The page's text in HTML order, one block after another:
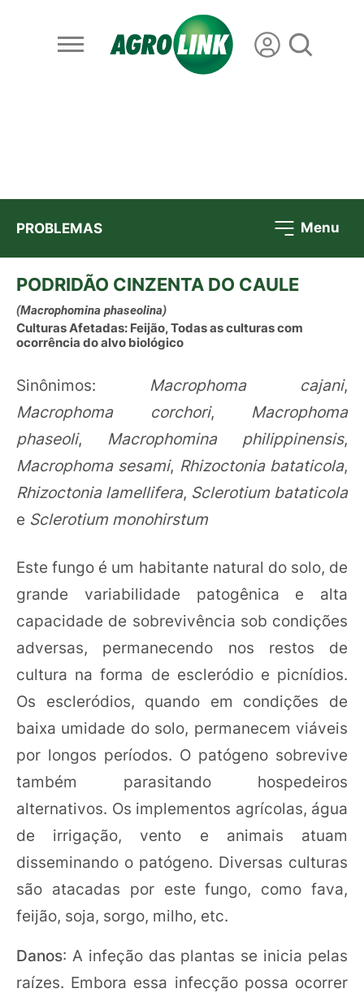
PROBLEMAS Menu
PODRIDÃO CINZENTA DO CAULE
(Macrophomina phaseolina)
Culturas Afetadas: Feijão, Todas as culturas com
ocorrência do alvo biológico
Sinônimos: Macrophoma cajani,
Macrophoma corchori, Macrophoma
phaseoli, Macrophomina philippinensis,
Macrophoma sesami, Rhizoctonia bataticola,
Rhizoctonia lamellifera, Sclerotium bataticola
e Sclerotium monohirstum
Este fungo é um habitante natural do solo, de
grande variabilidade patogênica e alta
capacidade de sobrevivência sob condições
adversas, permanecendo nos restos de
cultura na forma de escleródio e picnídios.
Os escleródios, quando em condições de
baixa umidade do solo, permanecem viáveis
por longos períodos. O patógeno sobrevive
também parasitando hospedeiros
alternativos. Os implementos agrícolas, água
de irrigação, vento e animais atuam
disseminando o patógeno. Diversas culturas
são atacadas por este fungo, como fava,
feijão, soja, sorgo, milho, etc.
Danos: A infeção das plantas se inicia pelas
raízes. Embora essa infecção possa ocorrer